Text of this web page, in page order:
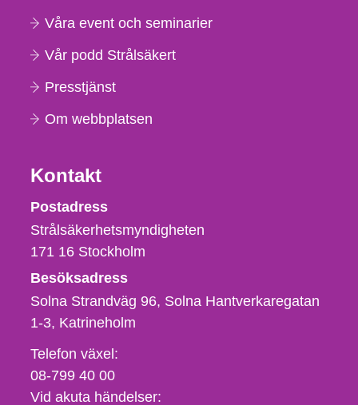
Våra event och seminarier
Vår podd Strålsäkert
Presstjänst
Om webbplatsen
Kontakt
Strålsäkerhetsmyndigheten
Postadress
Strålsäkerhetsmyndigheten
171 16 Stockholm
Besöksadress
Solna Strandväg 96, Solna Hantverkaregatan
1-3 Katrineholm
Telefon,
fax
och
Telefon växel:
08-799 40 00
Vid akuta händelser: